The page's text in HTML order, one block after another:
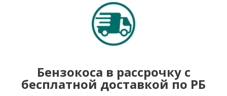
Бензокоса в рассрочку с
бесплатной доставкой по РБ